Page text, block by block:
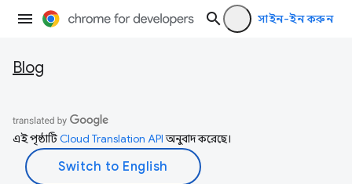
সাইন-ইন করুন
Blog
এই পৃষ্ঠাটিCloud Translation APIঅনুবাদ করেছে।